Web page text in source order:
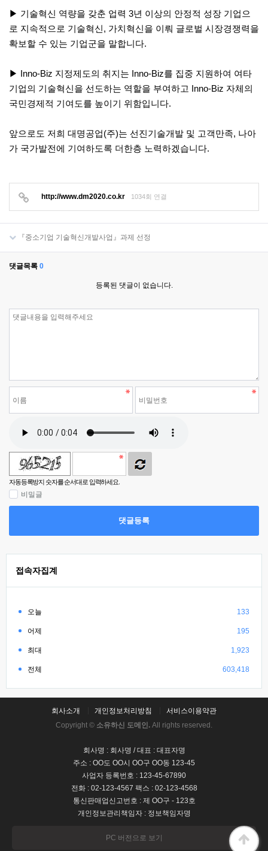
▶ 기술혁신 역량을 갖춘 업력 3년 이상의 안정적 성장 기업으
로 지속적으로 기술혁신, 가치혁신을 이뤄 글로벌 시장경쟁력을
확보할 수 있는 기업군을 말합니다.
▶ Inno-Biz 지정제도의 취지는 Inno-Biz를 집중 지원하여 여타
기업의 기술혁신을 선도하는 역할을 부여하고 Inno-Biz 자체의
국민경제적 기여도를 높이기 위함입니다.
앞으로도 저희 대명공업(주)는 선진기술개발 및 고객만족, 나아
가 국가발전에 기여하도록 더한층 노력하겠습니다.
http://www.dm2020.co.kr 1034회 연결
『중소기업 기술혁신개발사업』과제 선정
댓글목록 0
등록된 댓글이 없습니다.
자동등록방지 숫자를 순서대로 입력하세요.
비밀글
댓글등록
접속자집계
오늘 133
어제 195
최대 1,923
전체 603,418
회사소개 개인정보처리방침
서비스이용약관
Copyright © 소유하신 도메인. All rights reserved.
회사명 : 회사명 / 대표 : 대표자명
주소 : OO도 OO시 OO구 OO동 123-45
사업자 등록번호 : 123-45-67890
전화 : 02-123-4567 팩스 : 02-123-4568
통신판매업신고번호 : 제 OO구 - 123호
개인정보관리책임자 : 정보책임자명
PC 버전으로 보기